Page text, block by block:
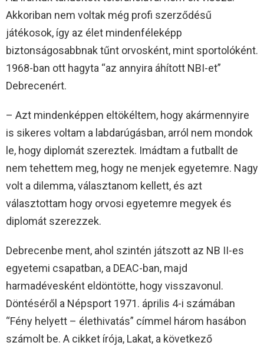
Akkoriban nem voltak még profi szerződésű
játékosok, így az élet mindenféleképp
biztonságosabbnak tűnt orvosként, mint sportolóként.
1968-ban ott hagyta “az annyira áhított NBI-et”
Debrecenért.
– Azt mindenképpen eltökéltem, hogy akármennyire
is sikeres voltam a labdarúgásban, arról nem mondok
le, hogy diplomát szereztek. Imádtam a futballt de
nem tehettem meg, hogy ne menjek egyetemre. Nagy
volt a dilemma, választanom kellett, és azt
választottam hogy orvosi egyetemre megyek és
diplomát szerezzek.
Debrecenbe ment, ahol szintén játszott az NB II-es
egyetemi csapatban, a DEAC-ban, majd
harmadévesként eldöntötte, hogy visszavonul.
Döntéséről a Népsport 1971. április 4-i számában
“Fény helyett – élethivatás” címmel három hasábon
számolt be. A cikket írója, Lakat, a következő